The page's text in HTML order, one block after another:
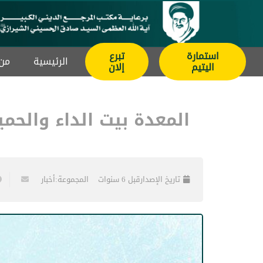
استمارة
اليتيم
تبرع
إلان الرئيسیة
المعدة بيت الداء
تاريخ الإصدارقبل 6 سنوات المجموعة:أخبار